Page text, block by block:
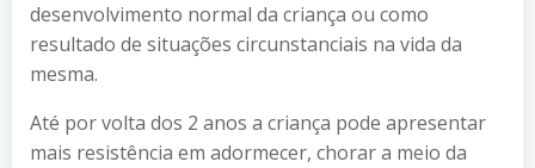
desenvolvimento normal da criança ou como
resultado de situações circunstanciais na vida da
mesma.
Até por volta dos 2 anos a criança pode apresentar
mais resistência em adormecer, chorar a meio da